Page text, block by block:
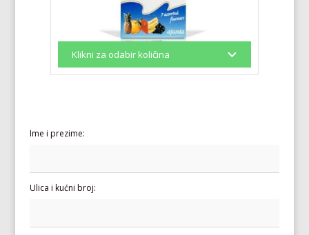
Ime i prezime:
Ulica i kućni broj: